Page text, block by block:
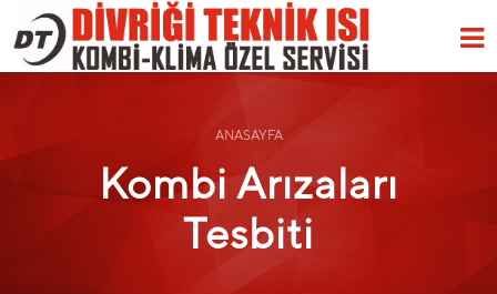
ANASAYFA
Kombi Arızaları
Tesbiti